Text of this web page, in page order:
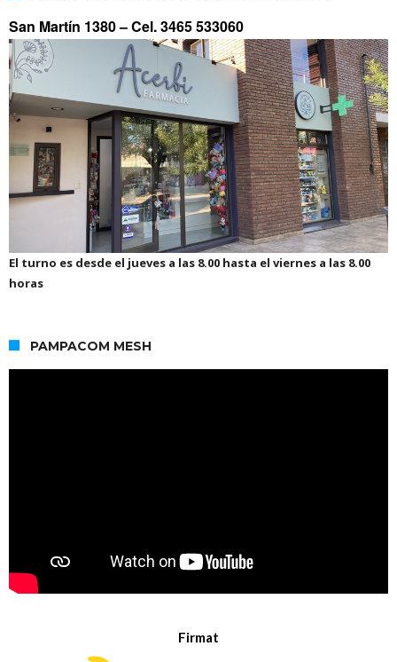
San Martín 1380 –Cel. 3465 533060
El turno es desde el jueves a las 8.00 hasta el viernes a las 8.00
horas
PAMPACOM MESH
Firmat